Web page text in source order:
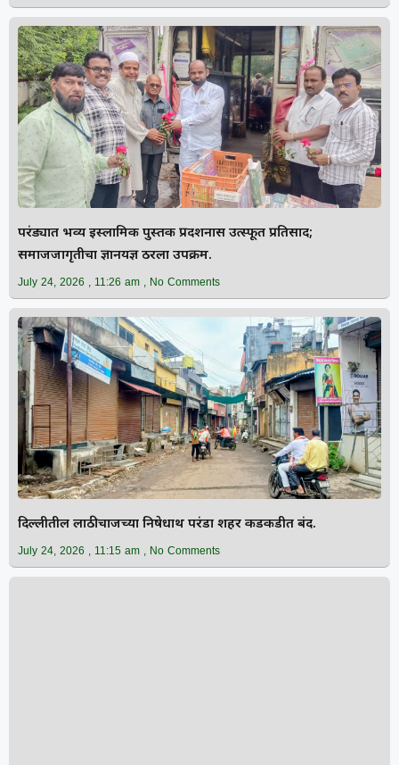
परंड्यात भव्य इस्लामिक पुस्तक प्रदर्शनास उत्स्फूर्त प्रतिसाद;
समाजजागृतीचा ज्ञानयज्ञ ठरला उपक्रम.
July 24, 2026 11:26 am No Comments
दिल्लीतील लाठीचार्जच्या निषेधार्थ परंडा शहर कडकडीत बंद.
July 24, 2026 11:15 am No Comments